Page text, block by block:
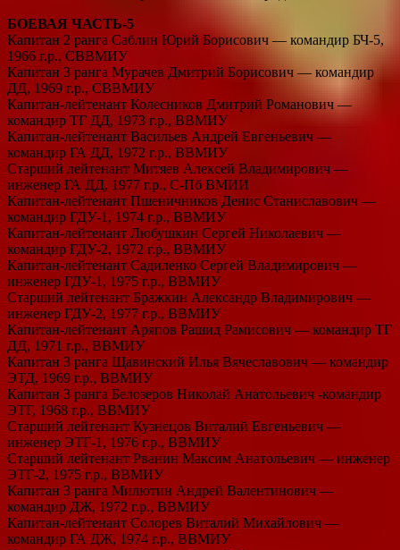
БОЕВАЯ ЧАСТЬ-5
Капитан 2 ранга Саблин Юрий Борисович — командир БЧ-5,
1966 г.р., СВВМИУ
Капитан 3 ранга Мурачев Дмитрий Борисович — командир
ДД, 1969 г.р., СВВМИУ
Капитан-лейтенант Колесников Дмитрий Романович —
командир ТГ ДД, 1973 г.р., ВВМИУ
Капитан-лейтенант Васильев Андрей Евгеньевич —
командир ГА ДД, 1972 г.р., ВВМИУ
Старший лейтенант Митяев Алексей Владимирович —
инженер ГА ДД, 1977 г.р., С-Пб ВМИИ
Капитан-лейтенант Пшеничников Денис Станиславович —
командир ГДУ-1, 1974 г.р., ВВМИУ
Капитан-лейтенант Любушкин Сергей Николаевич —
командир ГДУ-2, 1972 г.р., ВВМИУ
Капитан-лейтенант Садиленко Сергей Владимирович —
инженер ГДУ-1, 1975 г.р., ВВМИУ
Старший лейтенант Бражкин Александр Владимирович —
инженер ГДУ-2, 1977 г.р., ВВМИУ
Капитан-лейтенант Аряпов Рашид Рамисович — командир ТГ
ДД, 1971 г.р., ВВМИУ
Капитан 3 ранга Щавинский Илья Вячеславович — командир
ЭТД, 1969 г.р., ВВМИУ
Капитан 3 ранга Белозеров Николай Анатольевич -командир
ЭТГ, 1968 г.р., ВВМИУ
Старший лейтенант Кузнецов Виталий Евгеньевич —
инженер ЭТГ-1, 1976 г.р., ВВМИУ
Старший лейтенант Рванин Максим Анатольевич — инженер
ЭТГ-2, 1975 г.р., ВВМИУ
Капитан 3 ранга Милютин Андрей Валентинович —
командир ДЖ, 1972 г.р., ВВМИУ
Капитан-лейтенант Солорев Виталий Михайлович —
командир ГА ДЖ, 1974 г.р., ВВМИУ